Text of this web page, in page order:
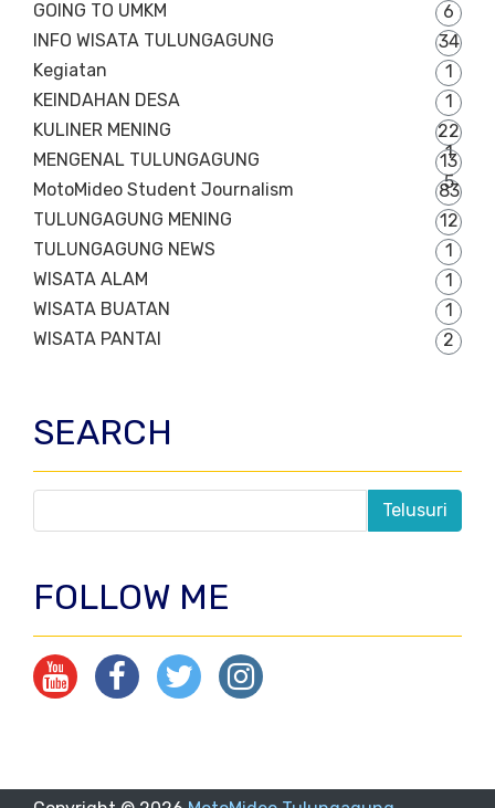
GOING TO UMKM
6
INFO WISATA TULUNGAGUNG
34
Kegiatan
1
KEINDAHAN DESA
1
KULINER MENING
22
1
MENGENAL TULUNGAGUNG
13
5
MotoMideo Student Journalism
83
TULUNGAGUNG MENING
12
TULUNGAGUNG NEWS
1
WISATA ALAM
1
WISATA BUATAN
1
WISATA PANTAI
2
SEARCH
FOLLOW ME